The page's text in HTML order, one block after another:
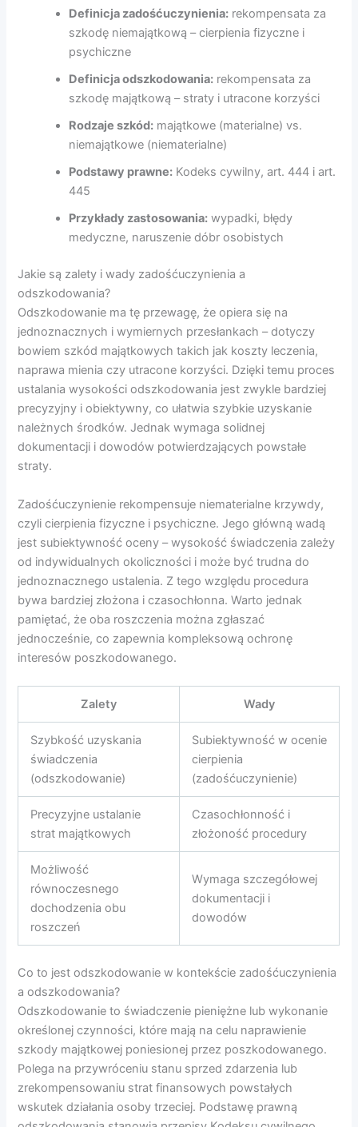
Definicja zadośćuczynienia: rekompensata za
szkodę niemajątkową – cierpienia fizyczne i
psychiczne
Definicja odszkodowania: rekompensata za
szkodę majątkową – straty i utracone korzyści
Rodzaje szkód: majątkowe (materialne) vs.
niemajątkowe (niematerialne)
Podstawy prawne: Kodeks cywilny, art. 444 i art.
445
Przykłady zastosowania: wypadki, błędy
medyczne, naruszenie dóbr osobistych
Jakie są zalety i wady zadośćuczynienia a
odszkodowania?
Odszkodowanie ma tę przewagę, że opiera się na
jednoznacznych i wymiernych przesłankach – dotyczy
bowiem szkód majątkowych takich jak koszty leczenia,
naprawa mienia czy utracone korzyści. Dzięki temu proces
ustalania wysokości odszkodowania jest zwykle bardziej
precyzyjny i obiektywny, co ułatwia szybkie uzyskanie
należnych środków. Jednak wymaga solidnej
dokumentacji i dowodów potwierdzających powstałe
straty.
Zadośćuczynienie rekompensuje niematerialne krzywdy,
czyli cierpienia fizyczne i psychiczne. Jego główną wadą
jest subiektywność oceny – wysokość świadczenia zależy
od indywidualnych okoliczności i może być trudna do
jednoznacznego ustalenia. Z tego względu procedura
bywa bardziej złożona i czasochłonna. Warto jednak
pamiętać, że oba roszczenia można zgłaszać
jednocześnie, co zapewnia kompleksową ochronę
interesów poszkodowanego.
Zalety Wady
Szybkość uzyskania
świadczenia
(odszkodowanie)
Subiektywność w ocenie
cierpienia
(zadośćuczynienie)
Precyzyjne ustalanie
strat majątkowych
Czasochłonność i
złożoność procedury
Możliwość
równoczesnego
dochodzenia obu
roszczeń
Wymaga szczegółowej
dokumentacji i
dowodów
Co to jest odszkodowanie w kontekście zadośćuczynienia
a odszkodowania?
Odszkodowanie to świadczenie pieniężne lub wykonanie
określonej czynności, które mają na celu naprawienie
szkody majątkowej poniesionej przez poszkodowanego.
Polega na przywróceniu stanu sprzed zdarzenia lub
zrekompensowaniu strat finansowych powstałych
wskutek działania osoby trzeciej. Podstawę prawną